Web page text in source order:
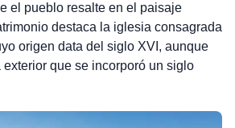
el pueblo resalte en el paisaje
destaca la iglesia consagrada
origen data del siglo XVI, aunque
que se incorporó un siglo